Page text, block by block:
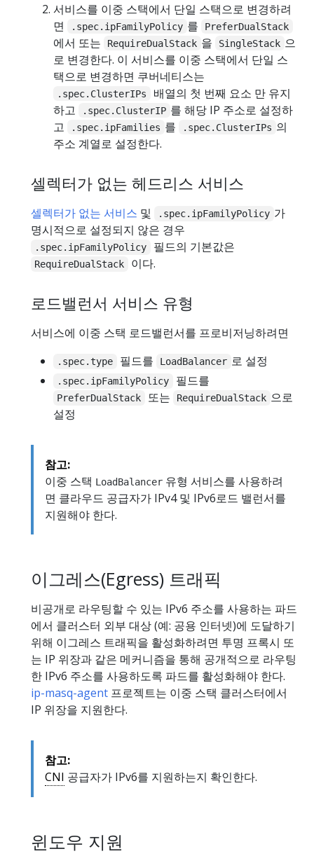
서비스를 이중 스택에서 단일 스택으로 변경하려
면
.spec.ipFamilyPolicy 를 PreferDualStack
에서 또는 RequireDualStack 을 SingleStack 으
로 변경한다. 이 서비스를 이중 스택에서 단일 스
택으로 변경하면 쿠버네티스는
.spec.ClusterIPs
배열의 첫 번째 요소 만 유지
하고
.spec.ClusterIP 를 해당 IP 주소로 설정하
고
.spec.ipFamilies 를 .spec.ClusterIPs 의
주소 계열로 설정한다.
셀렉터가 없는 헤드리스 서비스
셀렉터가 없는 서비스 및 .spec.ipFamilyPolicy 가
명시적으로 설정되지 않은 경우
.spec.ipFamilyPolicy 필드의 기본값은
RequireDualStack 이다.
로드밸런서 서비스 유형
서비스에 이중 스택 로드밸런서를 프로비저닝하려면
.spec.type 필드를 LoadBalancer 로 설정
.spec.ipFamilyPolicy 필드를
PreferDualStack 또는 RequireDualStack 으로
설정
참고:
이중 스택 LoadBalancer 유형 서비스를 사용하려
면 클라우드 공급자가 IPv4 및 IPv6로드 밸런서를
지원해야 한다.
이그레스(Egress) 트래픽
비공개로 라우팅할 수 있는 IPv6 주소를 사용하는 파드
에서 클러스터 외부 대상 (예: 공용 인터넷)에 도달하기
위해 이그레스 트래픽을 활성화하려면 투명 프록시 또
는 IP 위장과 같은 메커니즘을 통해 공개적으로 라우팅
한 IPv6 주소를 사용하도록 파드를 활성화해야 한다.
ip-masq-agent 프로젝트는 이중 스택 클러스터에서
IP 위장을 지원한다.
참고:
CNI 공급자가 IPv6를 지원하는지 확인한다.
윈도우 지원